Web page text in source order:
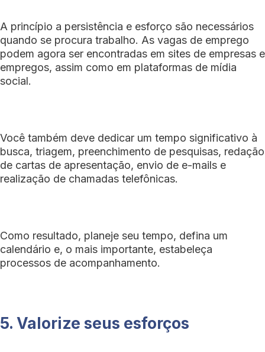
A princípio a persistência e esforço são necessários
quando se procura trabalho. As vagas de emprego
podem agora ser encontradas em sites de empresas e
empregos, assim como em plataformas de mídia
social.
Você também deve dedicar um tempo significativo à
busca, triagem, preenchimento de pesquisas, redação
de cartas de apresentação, envio de e-mails e
realização de chamadas telefônicas.
Como resultado, planeje seu tempo, defina um
calendário e, o mais importante, estabeleça
processos de acompanhamento.
5. Valorize seus esforços